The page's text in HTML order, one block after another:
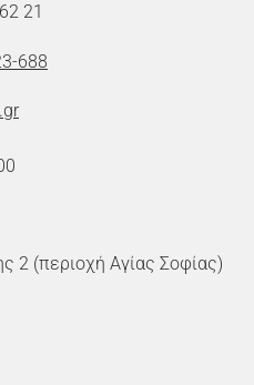
21
688
2 (περιοχή Αγίας Σοφίας)